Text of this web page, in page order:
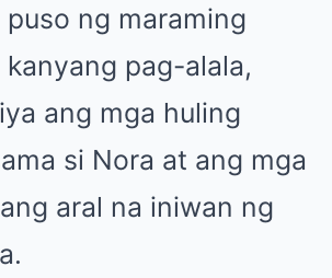
ng maraming
kanyang pag-alala,
ang mga huling
si Nora at ang mga
aral na iniwan ng